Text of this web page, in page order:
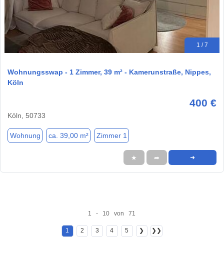
1 / 7
Wohnungsswap - 1 Zimmer, 39 m² - Kamerunstraße, Nippes,
Köln
400 €
Köln, 50733
Wohnung ca. 39,00 m² Zimmer 1
★ ➦ ➜
1 - 10 von 71
1 2 3 4 5 ❯ ❯❯